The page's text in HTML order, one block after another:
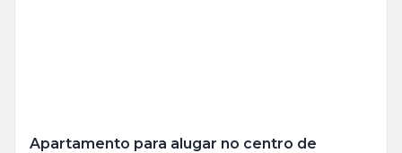
Apartamento para alugar no centro de